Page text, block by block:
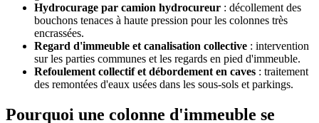
Hydrocurage par camion hydrocureur : décollement des
bouchons tenaces à haute pression pour les colonnes très
encrassées.
Regard d'immeuble et canalisation collective : intervention
sur les parties communes et les regards en pied d'immeuble.
Refoulement collectif et débordement en caves : traitement
des remontées d'eaux usées dans les sous-sols et parkings.
Pourquoi une colonne d'immeuble se